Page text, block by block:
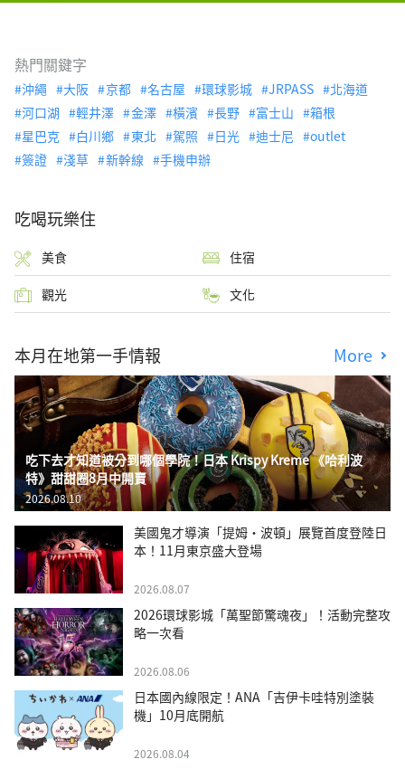
熱門關鍵字
沖繩 大阪 京都 名古屋 環球影城 JRPASS
北海道
河口湖
輕井澤 金澤 橫濱 長野 富士山
箱根
星巴克
白川鄉 東北 駕照 日光 迪士尼
outlet
簽證
淺草 新幹線 手機申辦
吃喝玩樂住
美食 住宿
觀光 文化
本月在地第一手情報 More
吃下去才知道被分到哪個學院！日本 Krispy Kreme 《哈利波
特》甜甜圈8月中開賣
2026.08.10
美國鬼才導演「提姆・波頓」展覽首度登陸日
本！11月東京盛大登場
2026.08.07
2026環球影城「萬聖節驚魂夜」！活動完整攻
略一次看
2026.08.06
日本國內線限定！ANA「吉伊卡哇特別塗裝
機」10月底開航
2026.08.04